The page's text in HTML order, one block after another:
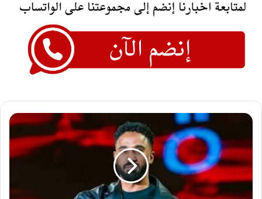
الفنان
يفاجئ
الجمهور
بالظهور
في